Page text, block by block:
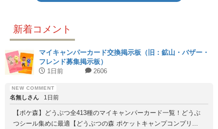
新着コメント
マイキャンパーカード交換掲示板（旧：鉱山・バザー・
フレンド募集掲示板）
1日前 2606
名無しさん 1日前
【ポケ森】どうぶつ全413種のマイキャンパーカード一覧！どうぶ
つシール集めに最適【どうぶつの森 ポケットキャンプコンプリ...